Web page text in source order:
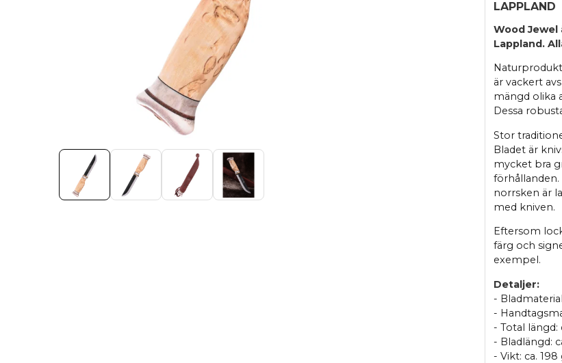
LAPPLAND
Wood
Lappland.
är vackert
mängd olika
Dessa
Stor
Bladet är
mycket bra
norrsken är
med kniven.
Eftersom
färg och
exempel.
Detaljer:
-
-
- Total längd:
- Bladlängd:
- Vikt: ca. 198